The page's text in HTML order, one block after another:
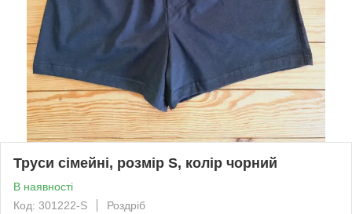
Труси сімейні, розмір S, колір чорний
В наявності
Код: 301222-S
Роздріб